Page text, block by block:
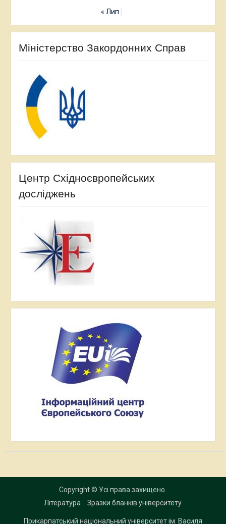
« Лип
Міністерство Закордонних Справ
Центр Східноєвропейських
досліджень
Copyright © Усі права захищено.
Література
Зразки бланків університету
Прикарпатський національний університет ім. Василя